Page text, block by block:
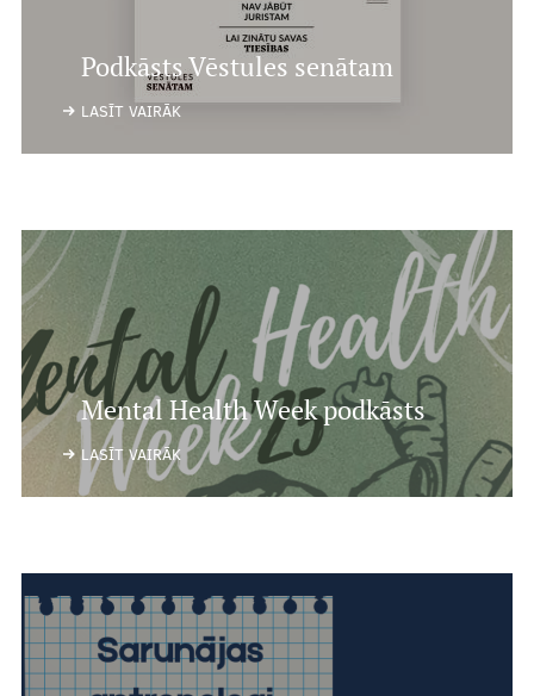
Podkāsts Vēstules senātam
LASĪT VAIRĀK
Mental Health Week podkāsts
LASĪT VAIRĀK